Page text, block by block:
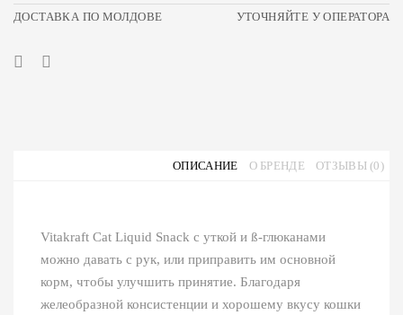
ДОСТАВКА ПО МОЛДОВЕ
УТОЧНЯЙТЕ У ОПЕРАТОРА
ОПИСАНИЕ О БРЕНДЕ ОТЗЫВЫ (0)
Vitakraft Cat Liquid Snack с уткой и ß-глюканами
можно давать с рук, или приправить им основной
корм, чтобы улучшить принятие. Благодаря
желеобразной консистенции и хорошему вкусу кошки